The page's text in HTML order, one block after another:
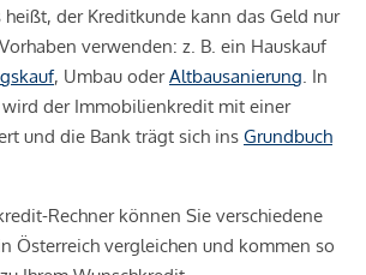
der Kreditkunde kann das Geld nur
verwenden: z. B. ein Hauskauf
, Umbau oderAltbausanierung. In
der Immobilienkredit mit einer
und die Bank trägt sich ins Grundbuch
Rechner können Sie verschiedene
Österreich vergleichen und kommen so